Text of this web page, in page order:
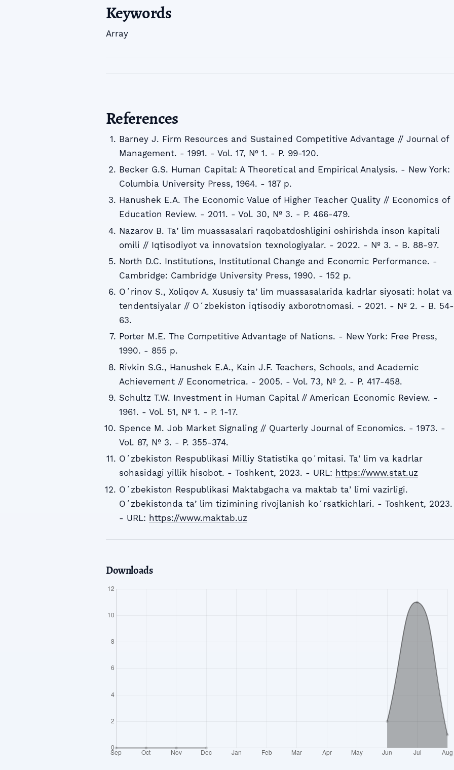
Keywords
Array
References
Barney J. Firm Resources and Sustained Competitive Advantage // Journal of
Management. - 1991. - Vol. 17, № 1. - P. 99-120.
Becker G.S. Human Capital: A Theoretical and Empirical Analysis. - New York:
Columbia University Press, 1964. - 187 p.
Hanushek E.A. The Economic Value of Higher Teacher Quality // Economics of
Education Review. - 2011. - Vol. 30, № 3. - P. 466-479.
Nazarov B. Taʼlim muassasalari raqobatdoshligini oshirishda inson kapitali
omili // Iqtisodiyot va innovatsion texnologiyalar. - 2022. - № 3. - B. 88-97.
North D.C. Institutions, Institutional Change and Economic Performance. -
Cambridge: Cambridge University Press, 1990. - 152 p.
Oʻrinov S., Xoliqov A. Xususiy taʼlim muassasalarida kadrlar siyosati: holat va
tendentsiyalar // Oʻzbekiston iqtisodiy axborotnomasi. - 2021. - № 2. - B. 54-
63.
Porter M.E. The Competitive Advantage of Nations. - New York: Free Press,
1990. - 855 p.
Rivkin S.G., Hanushek E.A., Kain J.F. Teachers, Schools, and Academic
Achievement // Econometrica. - 2005. - Vol. 73, № 2. - P. 417-458.
Schultz T.W. Investment in Human Capital // American Economic Review. -
1961. - Vol. 51, № 1. - P. 1-17.
Spence M. Job Market Signaling // Quarterly Journal of Economics. - 1973. -
Vol. 87, № 3. - P. 355-374.
Oʻzbekiston Respublikasi Milliy Statistika qoʻmitasi. Taʼlim va kadrlar
sohasidagi yillik hisobot. - Toshkent, 2023. - URL: https://www.stat.uz
Oʻzbekiston Respublikasi Maktabgacha va maktab taʼlimi vazirligi.
Oʻzbekistonda taʼlim tizimining rivojlanish koʻrsatkichlari. - Toshkent, 2023.
- URL: https://www.maktab.uz
Downloads